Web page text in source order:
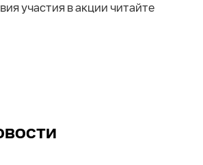
участия в акции читайте